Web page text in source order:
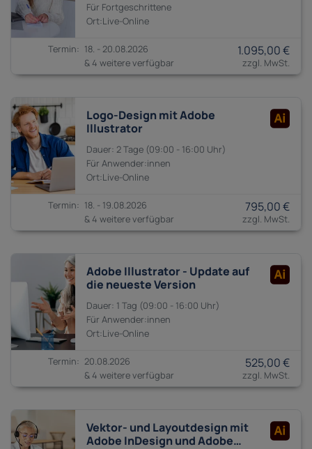
Fortgeschrittene
18. - 20.08.2026
& 4 weitere verfügbar
1.095,00 €
Logo-Design mit Adobe
Illustrator
2 Tage 09:00 - 16:00
Anwender:innen
18. - 19.08.2026
& 4 weitere verfügbar
795,00 €
Adobe Illustrator - Update auf
die neueste Version
1 Tag 09:00 - 16:00
Anwender:innen
20.08.2026
& 4 weitere verfügbar
525,00 €
Vektor- und Layoutdesign mit
Adobe InDesign und Adobe